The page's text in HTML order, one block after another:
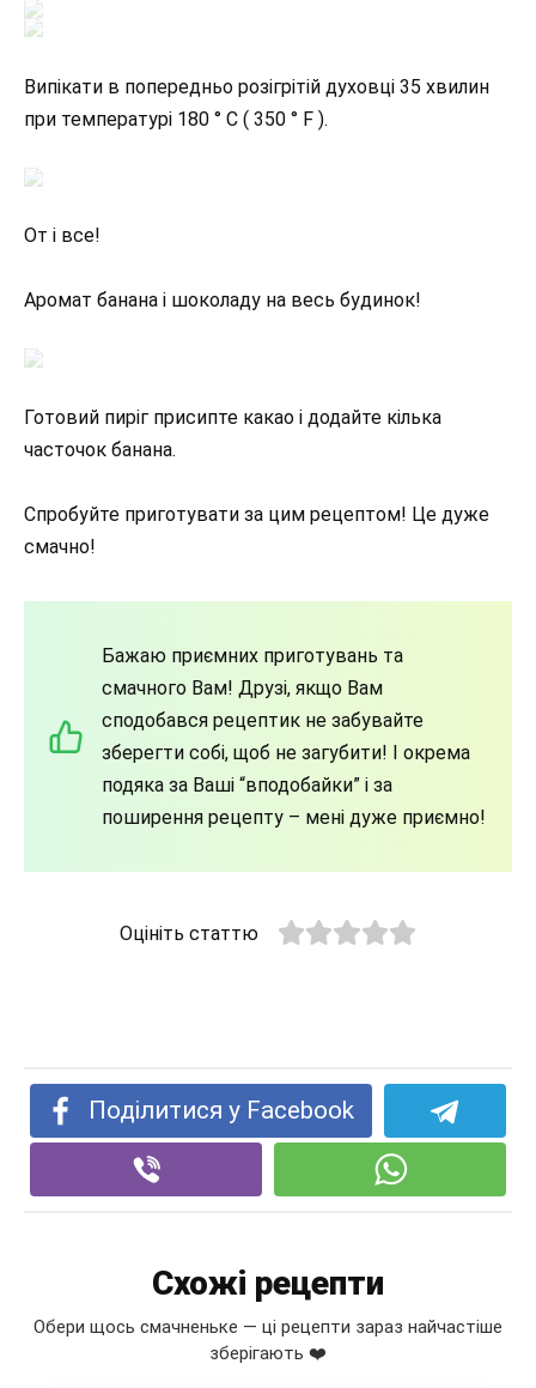
Випікати в попередньо розігрітій духовці 35 хвилин
при температурі 180 ° C ( 350 ° F ).
От і все!
Аромат банана і шоколаду на весь будинок!
Готовий пиріг присипте какао і додайте кілька
часточок банана.
Спробуйте приготувати за цим рецептом! Це дуже
смачно!
Бажаю приємних приготувань та
смачного Вам! Друзі, якщо Вам
сподобався рецептик не забувайте
зберегти собі, щоб не загубити! І окрема
подяка за Ваші “вподобайки” і за
поширення рецепту – мені дуже приємно!
Оцініть статтю
Поділитися у Facebook
Схожі рецепти
Обери щось смачненьке — ці рецепти зараз найчастіше
зберігають ❤️